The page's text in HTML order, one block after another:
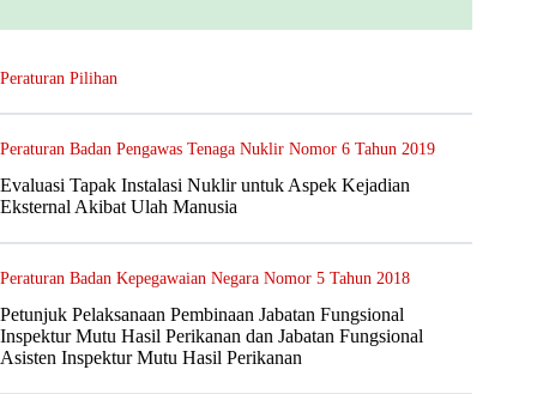
Peraturan Pilihan
Peraturan Badan Pengawas Tenaga Nuklir Nomor 6 Tahun 2019
Evaluasi Tapak Instalasi Nuklir untuk Aspek Kejadian
Eksternal Akibat Ulah Manusia
Peraturan Badan Kepegawaian Negara Nomor 5 Tahun 2018
Petunjuk Pelaksanaan Pembinaan Jabatan Fungsional
Inspektur Mutu Hasil Perikanan dan Jabatan Fungsional
Asisten Inspektur Mutu Hasil Perikanan